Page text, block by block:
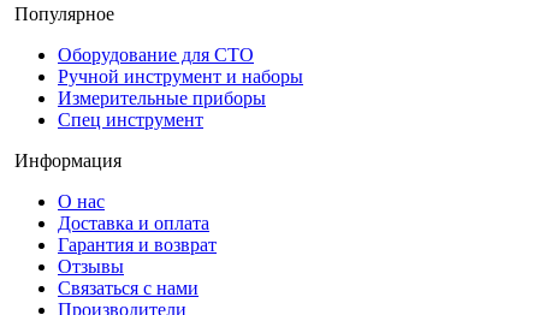
Популярное
Оборудование для СТО
Ручной инструмент и наборы
Измерительные приборы
Спец инструмент
Информация
О нас
Доставка и оплата
Гарантия и возврат
Отзывы
Связаться с нами
Производители